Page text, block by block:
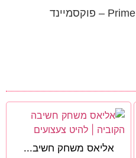
Prime Puzzle – פוקסמיינד
אליאס משחק חשיב...